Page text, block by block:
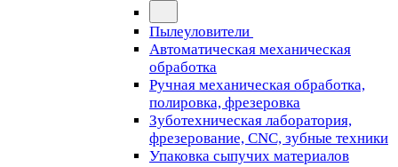
Пылеуловители
Автоматическая механическая
обработка
Ручная механическая обработка,
полировка, фрезеровка
Зуботехническая лаборатория,
фрезерование, CNC, зубные техники
Упаковка сыпучих материалов